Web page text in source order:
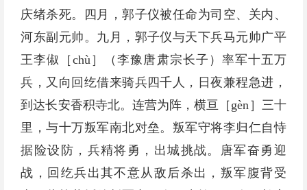
庆绪杀死。四月，郭子仪被任命为司空、关内、
河东副元帅。九月，郭子仪与天下兵马元帅广平
王李俶［chù］（李豫唐肃宗长子）率军十五万
兵，又向回纥借来骑兵四千人，日夜兼程急进，
到达长安香积寺北。连营为阵，横亘［gèn］三十
里，与十万叛军南北对垒。叛军守将李归仁自恃
据险设防，兵精将勇，出城挑战。唐军奋勇迎
战，回纥兵出其不意从敌后杀出，叛军腹背受